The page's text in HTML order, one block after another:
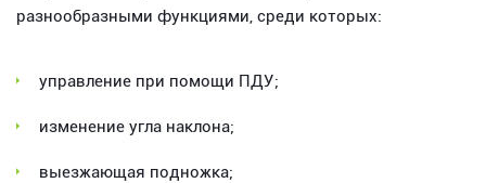
разнообразными функциями, среди которых:
управление при помощи ПДУ;
изменение угла наклона;
выезжающая подножка;